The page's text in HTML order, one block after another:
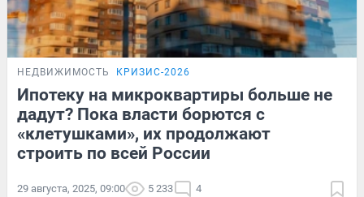
НЕДВИЖИМОСТЬ КРИЗИС-2026
Ипотеку на микроквартиры больше не
дадут? Пока власти борются с
«клетушками», их продолжают
строить по всей России
29 августа, 2025, 09:00 5 233 4